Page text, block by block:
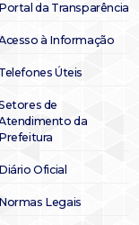
Portal da Transparência
à Informação
Telefones Úteis
de
da
Prefeitura
Diário Oficial
Normas Legais